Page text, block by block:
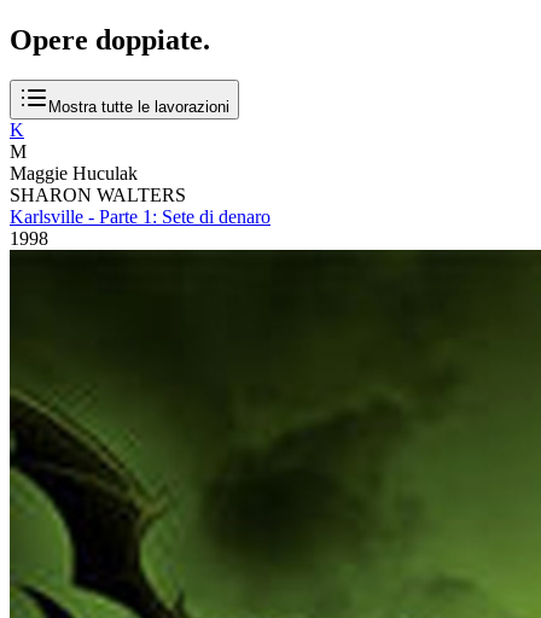
Opere doppiate.
Mostra tutte le lavorazioni
K
M
Maggie Huculak
SHARON WALTERS
Karlsville - Parte 1: Sete di denaro
1998